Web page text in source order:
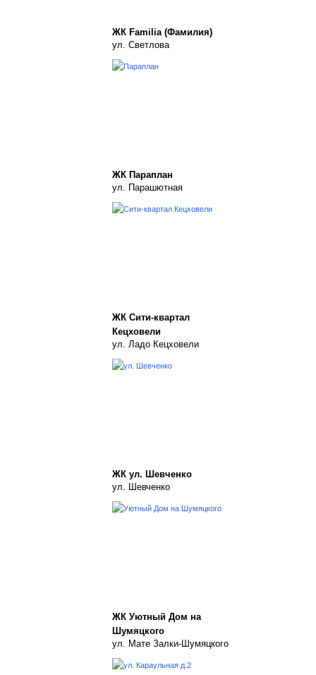
ЖК Familia (Фамилия)
ул. Светлова
ЖК Параплан
ул. Парашютная
ЖК Сити-квартал
Кецховели
ул. Ладо Кецховели
ЖК ул. Шевченко
ул. Шевченко
ЖК Уютный Дом на
Шумяцкого
ул. Мате Залки-Шумяцкого